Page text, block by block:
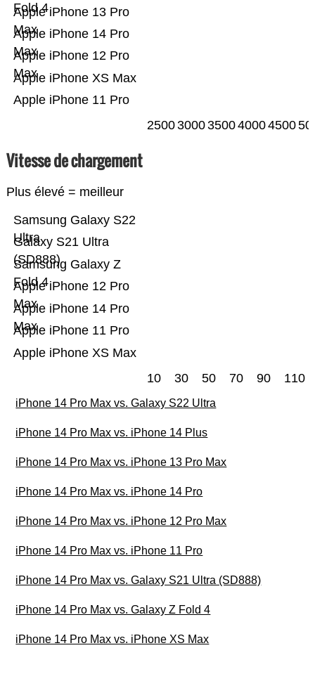
Apple iPhone 11 Pro
Apple iPhone XS Max
Apple iPhone 12 Pro
Max
Apple iPhone 14 Pro
Max
Apple iPhone 13 Pro
Max
Fold 4
25003000350040004500
Vitesse de chargement
Plus élevé = meilleur
Apple iPhone XS Max
Apple iPhone 11 Pro
Apple iPhone 14 Pro
Max
Apple iPhone 12 Pro
Max
Samsung Galaxy Z
Fold 4
Galaxy S21 Ultra
(SD888)
Samsung Galaxy S22
Ultra
10 30 50 70 90 110
iPhone 14 Pro Max vs. Galaxy S22 Ultra
iPhone 14 Pro Max vs. iPhone 14 Plus
iPhone 14 Pro Max vs. iPhone 13 Pro Max
iPhone 14 Pro Max vs. iPhone 14 Pro
iPhone 14 Pro Max vs. iPhone 12 Pro Max
iPhone 14 Pro Max vs. iPhone 11 Pro
iPhone 14 Pro Max vs. Galaxy S21 Ultra (SD888)
iPhone 14 Pro Max vs. Galaxy Z Fold 4
iPhone 14 Pro Max vs. iPhone XS Max